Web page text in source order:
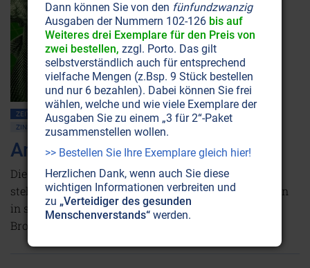
ZEITENSCHRIFT NR. 44 AMERIKA GLOBALISIERUNG
WIRTSCHAFT
ZINSGELD • BANKEN
Amerika vor dem K.O.?
Die USA, der angebliche Motor der Weltwirtschaft,
stehen kurz vor dem Bankrott, wie Gerald J. Swanson
in seinem kürzlich erschienenen Buch ‚America the
Broke' aufzeigt.
Dann können Sie von den fünfundzwanzig
Ausgaben der Nummern 102-126 bis auf
Weiteres drei Exemplare für den Preis von
zwei bestellen, zzgl. Porto. Das gilt
selbstverständlich auch für entsprechend
vielfache Mengen (z.Bsp. 9 Stück bestellen
und nur 6 bezahlen). Dabei können Sie frei
wählen, welche und wie viele Exemplare der
Ausgaben Sie zu einem „3 für 2“-Paket
zusammenstellen wollen.
>> Bestellen Sie Ihre Exemplare gleich hier!
Herzlichen Dank, wenn auch Sie diese
wichtigen Informationen verbreiten und
zu „Verteidiger des gesunden
Menschenverstands“ werden.